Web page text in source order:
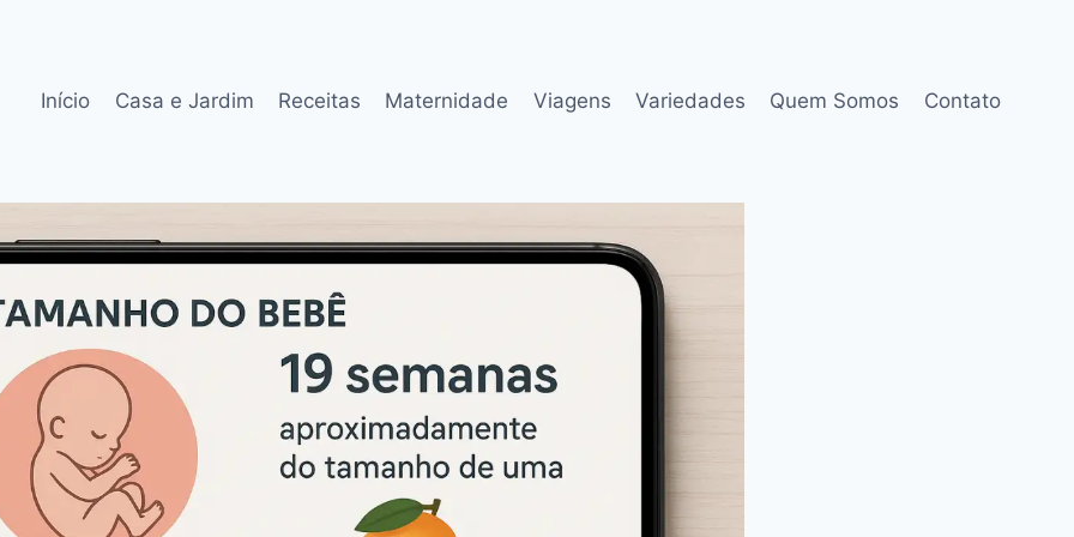
Início Casa e Jardim Receitas Maternidade Viagens Variedades Quem Somos Contato